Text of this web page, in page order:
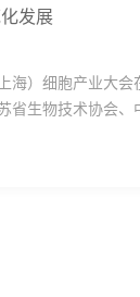
发展
海）细胞产业大会
省生物技术协会、
瑞士日内瓦长寿科